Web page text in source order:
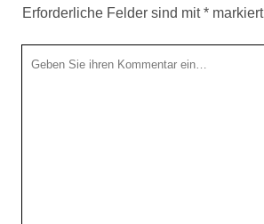
Erforderliche Felder sind mit*markiert